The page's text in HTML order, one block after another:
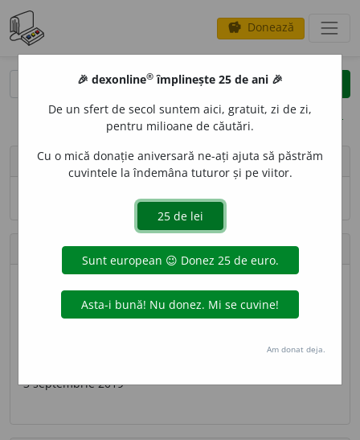
savings Donează
opțiuni
Ladislau Strifler
Numele și adresa de e-mail nu sînt vizibile.
Contribuții
18.905 (locul 6)
3 septembrie 2019
🎉 dexonline® împlinește 25 de ani 🎉
De un sfert de secol suntem aici, gratuit, zi de zi,
pentru milioane de căutări.
Cu o mică donație aniversară ne-ați ajuta să păstrăm
cuvintele la îndemâna tuturor și pe viitor.
Am donat deja.